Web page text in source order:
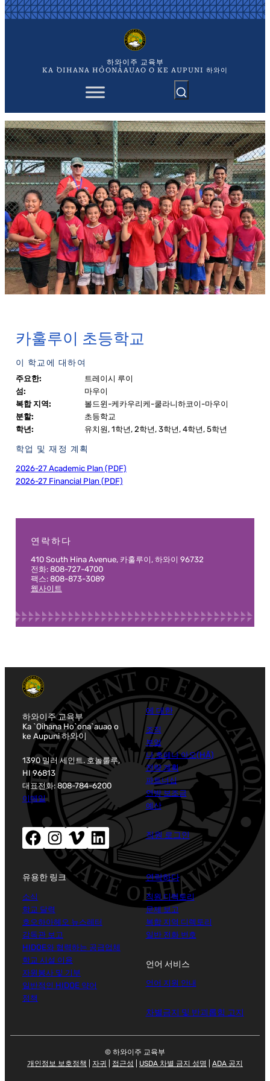
콘
텐
하와이주 교육부
KA `OIHANA HO`ONA`AUAO O KE AUPUNI 하와이
카훌루이 초등학교
이 학교에 대하여
주요한:
트레이시 루이
섬:
마우이
복합 지역:
볼드윈-케카우리케-쿨라니하코이-마우이
분할:
초등학교
학년:
유치원, 1학년, 2학년, 3학년, 4학년, 5학년
학업 및 재정 계획
2026-27 Academic Plan (PDF)
2026-27 Financial Plan (PDF)
연락하다
410 South Hina Avenue, 카훌루이, 하와이 96732
전화: 808-727-4700
팩스: 808-873-3089
웹사이트
하와이주 교육부
Ka `Oihana Ho`ona`auao o
ke Aupuni 하와이
1390 밀러 세인트. 호놀룰루,
HI 96813
대표전화: 808-784-6200
이메일
페이스북(새창으로 열립니다) 인스타그램(새창으로 열립니다)Vimeo (새 창 열기) LinkedIn(새 창 열기)
에 대한
조직
부엌
나 호페나 아오(HĀ)
전략 계획
파트너십
연방 보조금
예산
직원 로그인
유용한 링크
소식
학교 달력
호오하아헤오 뉴스레터
감독관 보고
HIDOE와 협력하는 공급업체
학교 시설 이용
자원봉사 및 기부
일반적인 HIDOE 약어
정책
연락하다
직원 디렉토리
문제 보고
복합 지역 디렉토리
일반 전화 번호
언어 서비스
언어 지원 안내
차별금지 및 반괴롭힘 고지
© 하와이주 교육부
개인정보 보호정책
자귀 접근성 USDA 차별 금지 성명 ADA 공지